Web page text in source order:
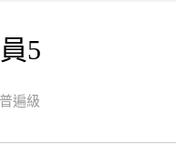
5
遍級